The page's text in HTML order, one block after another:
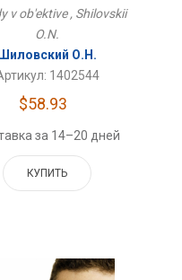
v ob'ektive , Shilovskii
O.N.
Шиловский О.Н.
1402544
$58.93
за 14–20 дней
КУПИТЬ